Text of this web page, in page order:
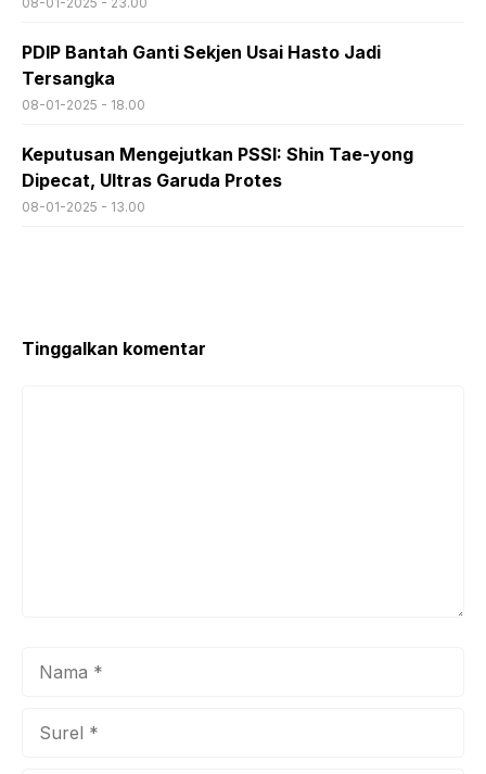
PDIP Bantah Ganti Sekjen Usai Hasto Jadi
Tersangka
08-01-2025 - 18.00
Keputusan Mengejutkan PSSI: Shin Tae-yong
Dipecat, Ultras Garuda Protes
08-01-2025 - 13.00
Tinggalkan komentar